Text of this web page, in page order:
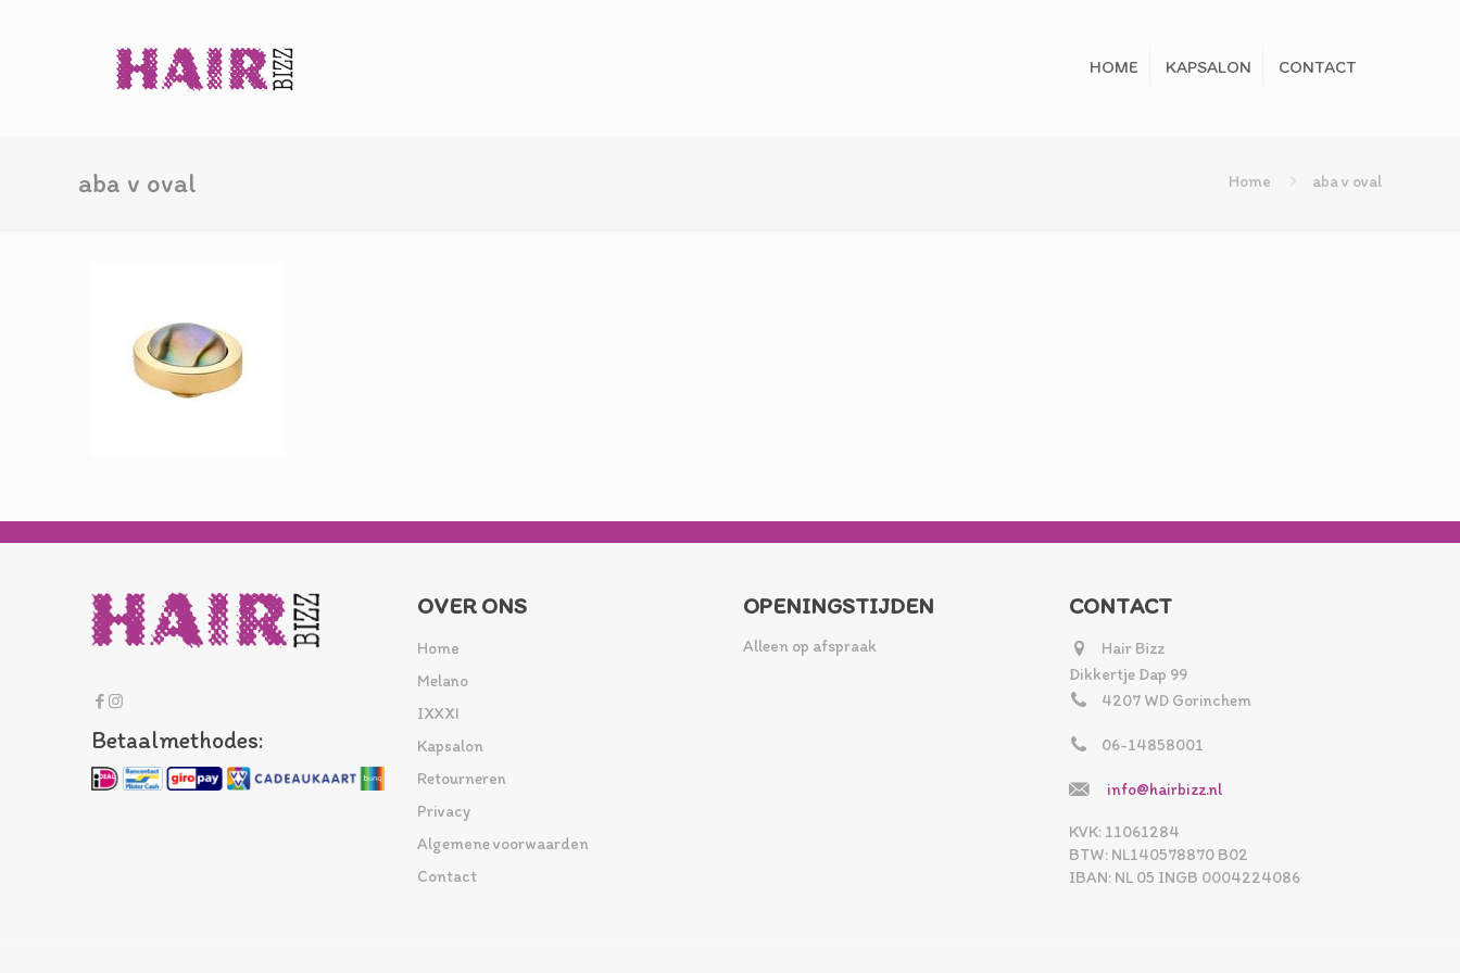
HOME KAPSALON CONTACT
aba v oval Home aba v oval
Betaalmethodes:
OVER ONS
Home
Melano
IXXXI
Kapsalon
Retourneren
Privacy
Algemene voorwaarden
Contact
OPENINGSTIJDEN
Alleen op afspraak
CONTACT
Hair Bizz
Dikkertje Dap 99
4207 WD Gorinchem
06-14858001
info@hairbizz.nl
KVK: 11061284
BTW: NL140578870 B02
IBAN: NL 05 INGB 0004224086